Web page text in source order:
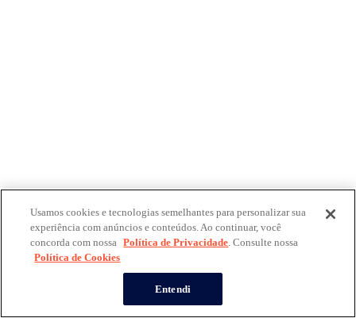
Usamos cookies e tecnologias semelhantes para personalizar sua
experiência com anúncios e conteúdos. Ao continuar, você
concorda com nossa Política de Privacidade. Consulte nossa
Política de Cookies
Entendi